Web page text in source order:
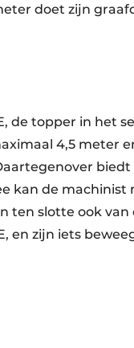
doet zijn
de topper in het
4,5 meter
kan de machinist
ten slotte ook van
en zijn iets